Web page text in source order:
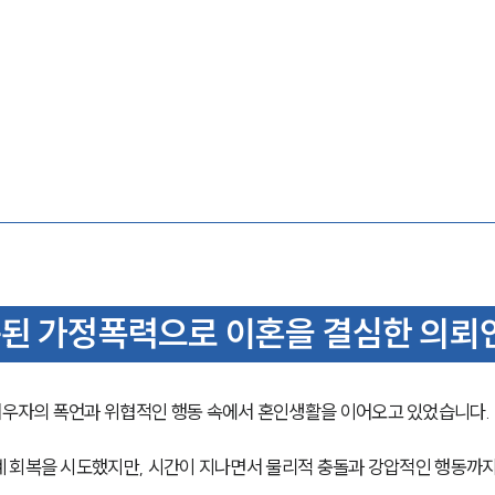
가정폭력으로 이혼을 결심한 의뢰
자의 폭언과 위협적인 행동 속에서 혼인생활을 이어오고 있었습니다.
복을 시도했지만, 시간이 지나면서 물리적 충돌과 강압적인 행동까